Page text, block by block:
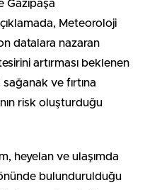
Gazipaşa
Meteoroloji
datalara nazaran
artırması beklenen
ve fırtına
risk oluşturduğu
heyelan ve ulaşımda
bulundurulduğu